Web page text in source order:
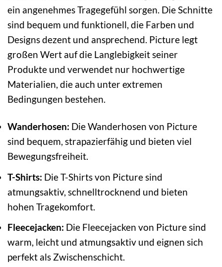
ein angenehmes Tragegefühl sorgen. Die Schnitte
sind bequem und funktionell, die Farben und
Designs dezent und ansprechend. Picture legt
großen Wert auf die Langlebigkeit seiner
Produkte und verwendet nur hochwertige
Materialien, die auch unter extremen
Bedingungen bestehen.
Wanderhosen: Die Wanderhosen von Picture
sind bequem, strapazierfähig und bieten viel
Bewegungsfreiheit.
T-Shirts: Die T-Shirts von Picture sind
atmungsaktiv, schnelltrocknend und bieten
hohen Tragekomfort.
Fleecejacken: Die Fleecejacken von Picture sind
warm, leicht und atmungsaktiv und eignen sich
perfekt als Zwischenschicht.